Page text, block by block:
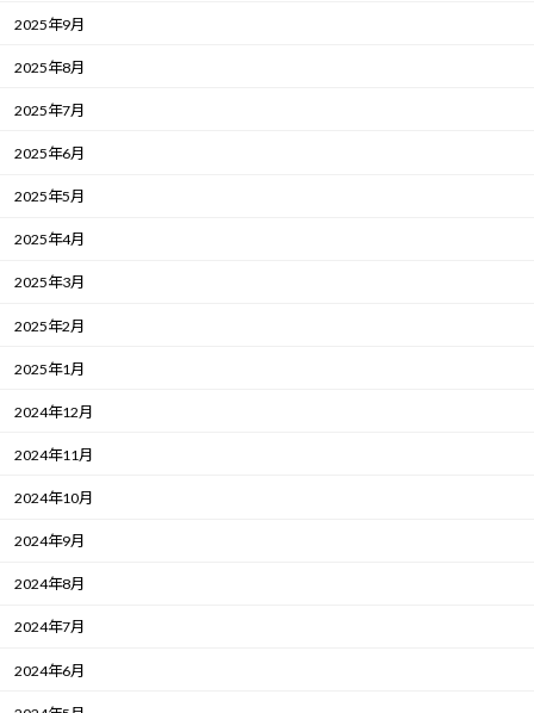
2025年9月
2025年8月
2025年7月
2025年6月
2025年5月
2025年4月
2025年3月
2025年2月
2025年1月
2024年12月
2024年11月
2024年10月
2024年9月
2024年8月
2024年7月
2024年6月